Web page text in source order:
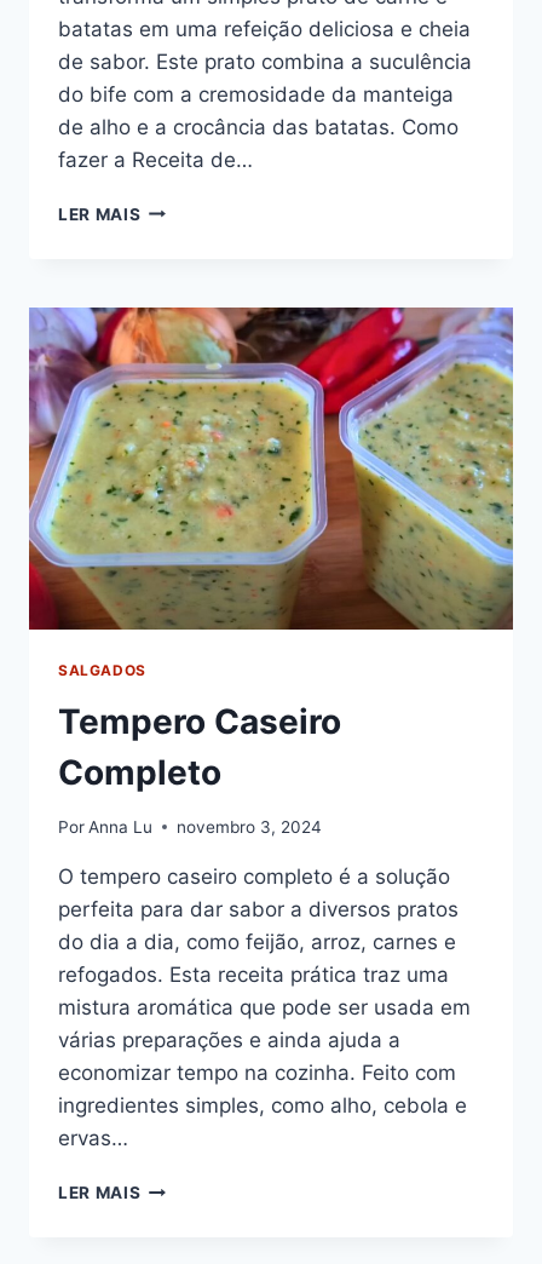
batatas em uma refeição deliciosa e cheia
de sabor. Este prato combina a suculência
do bife com a cremosidade da manteiga
de alho e a crocância das batatas. Como
fazer a Receita de…
LER MAIS BIFE
ALHO
E
BATATAS
SALGADOS
Tempero Caseiro
Completo
PorAnna Lu novembro 3, 2024
O tempero caseiro completo é a solução
perfeita para dar sabor a diversos pratos
do dia a dia, como feijão, arroz, carnes e
refogados. Esta receita prática traz uma
mistura aromática que pode ser usada em
várias preparações e ainda ajuda a
economizar tempo na cozinha. Feito com
ingredientes simples, como alho, cebola e
ervas…
LER MAIS TEMPERO